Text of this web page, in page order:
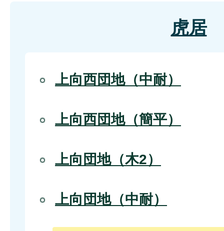
虎居
上向西団地（中耐）
上向西団地（簡平）
上向団地（木2）
上向団地（中耐）